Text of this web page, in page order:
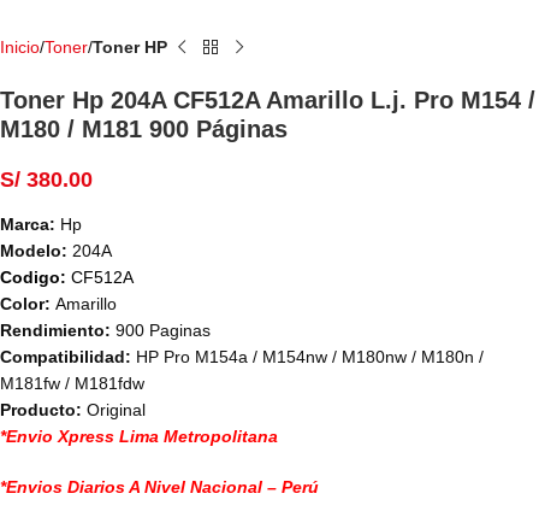
Inicio Toner Toner HP
Toner Hp 204A CF512A Amarillo L.j. Pro M154 /
M180 / M181 900 Páginas
S/ 380.00
Marca: Hp
Modelo: 204A
Codigo: CF512A
Color: Amarillo
Rendimiento: 900 Paginas
Compatibilidad: HP Pro M154a / M154nw / M180nw / M180n /
M181fw / M181fdw
Producto: Original
*Envio Xpress Lima Metropolitana
*Envios Diarios A Nivel Nacional – Perú